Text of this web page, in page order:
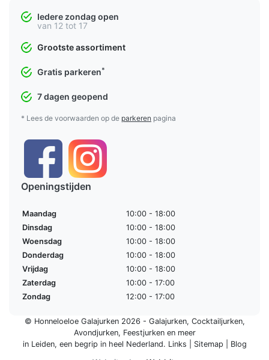
Iedere zondag open
van 12 tot 17
Grootste assortiment
Gratis parkeren*
7 dagen geopend
* Lees de voorwaarden op de parkeren pagina
Openingstijden
Maandag
10:00 - 18:00
Dinsdag
10:00 - 18:00
Woensdag
10:00 - 18:00
Donderdag
10:00 - 18:00
Vrijdag
10:00 - 18:00
Zaterdag
10:00 - 17:00
Zondag
12:00 - 17:00
© Honneloeloe Galajurken 2026 - Galajurken, Cocktailjurken,
Avondjurken, Feestjurkenen meer
in Leiden, een begrip in heel Nederland. Links Sitemap Blog